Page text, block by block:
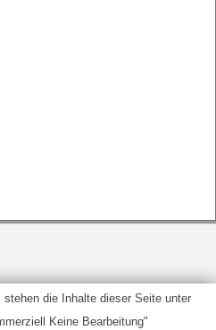
stehen die Inhalte dieser Seite unter